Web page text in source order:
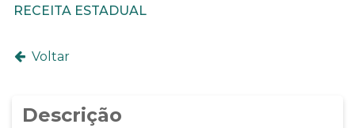
RECEITA ESTADUAL
Voltar
Descrição